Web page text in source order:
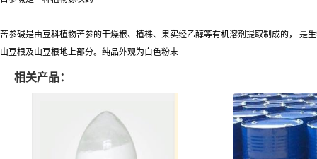
苦参碱是由豆科植物苦参的干燥根、植株、果实经乙醇等有机溶剂提取制成的， 是
山豆根及山豆根地上部分。纯品外观为白色粉末
相关产品：